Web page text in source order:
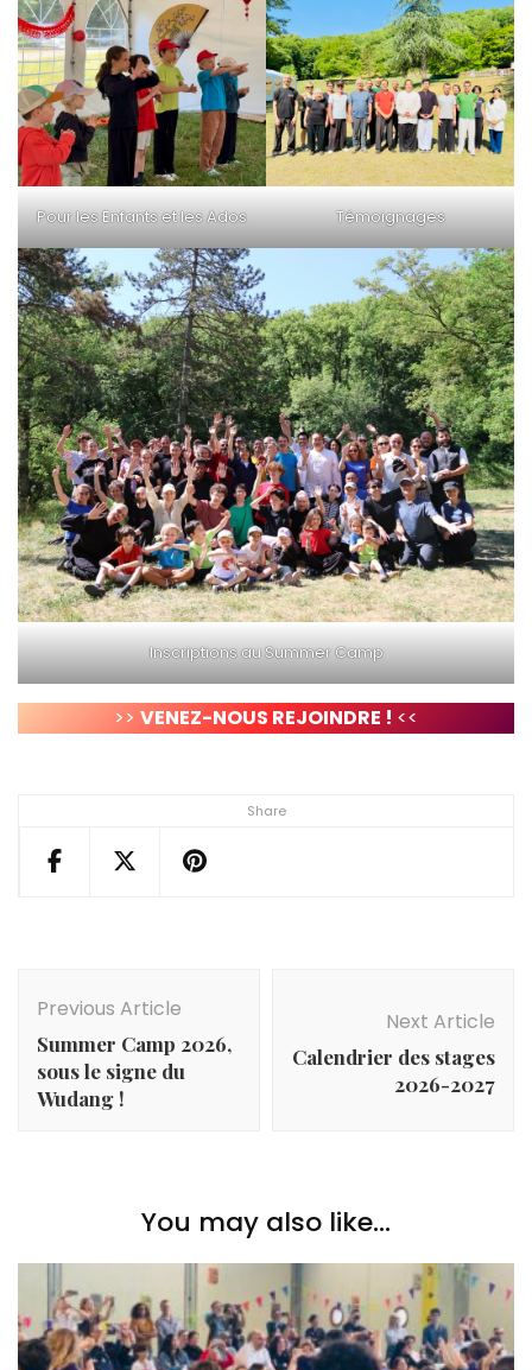
Share
Pour les Enfants et les Ados Témoignages
Inscriptions au Summer Camp
>> VENEZ-NOUS REJOINDRE ! <<
Navigation
Previous Article
Summer Camp 2026,
sous le signe du
Wudang !
Next Article
Calendrier des stages
2026-2027
You may also like...